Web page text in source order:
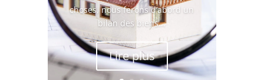
choses, nous ferons d’abord un
bilan des biens...
Lire plus